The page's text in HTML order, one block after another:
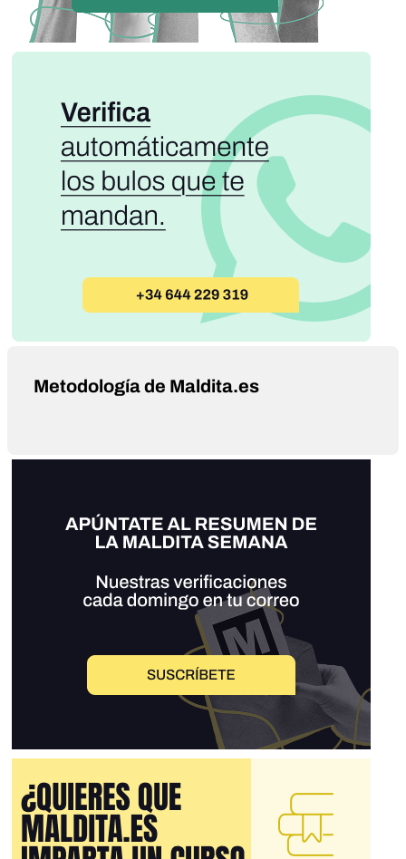
Metodología de Maldita.es